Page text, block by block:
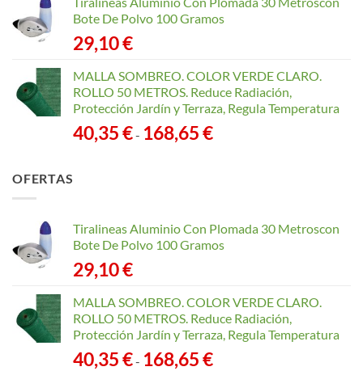
Bote De Polvo 100 Gramos
29,10€
MALLA SOMBREO. COLOR VERDE CLARO.
ROLLO 50 METROS. Reduce Radiación,
Protección Jardín y Terraza, Regula Temperatura
40,35€- 168,65€Rango
168,65 €
OFERTAS
Tiralineas Aluminio Con Plomada 30 Metroscon
Bote De Polvo 100 Gramos
29,10€
MALLA SOMBREO. COLOR VERDE CLARO.
ROLLO 50 METROS. Reduce Radiación,
Protección Jardín y Terraza, Regula Temperatura
40,35€- 168,65€Rango